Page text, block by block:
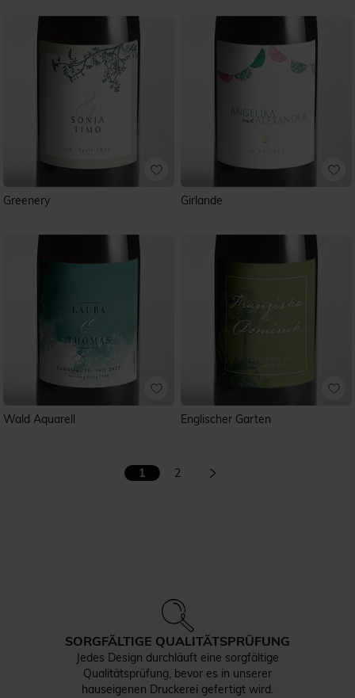
Greenery Girlande
Wald Aquarell Englischer Garten
1 2
SORGFÄLTIGE QUALITÄTSPRÜFUNG
Jedes Design durchläuft eine sorgfältige
Qualitätsprüfung, bevor es in unserer
hauseigenen Druckerei gefertigt wird.